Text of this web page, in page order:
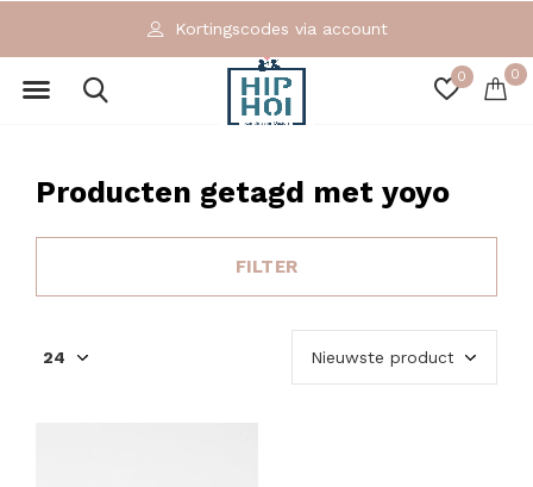
0 0
Kortingscodes via account
Producten getagd met yoyo
FILTER